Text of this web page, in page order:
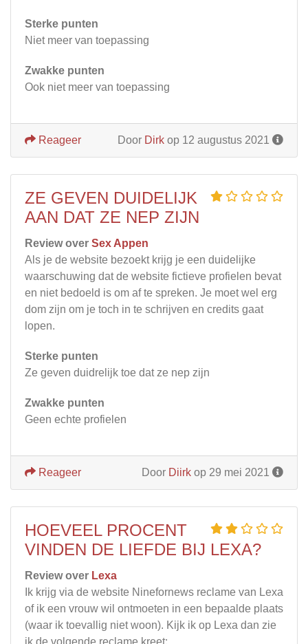
Sterke punten
Niet meer van toepassing
Zwakke punten
Ook niet meer van toepassing
Door Dirk op 12 augustus 2021
Reageer
ZE GEVEN DUIDELIJK
AAN DAT ZE NEP ZIJN
Review over Sex Appen
Als je de website bezoekt krijg je een duidelijke
waarschuwing dat de website fictieve profielen bevat
en niet bedoeld is om af te spreken. Je moet wel erg
dom zijn om je toch in te schrijven en credits gaat
lopen.
Sterke punten
Ze geven duidrelijk toe dat ze nep zijn
Zwakke punten
Geen echte profielen
Door Diirk op 29 mei 2021
Reageer
HOEVEEL PROCENT
VINDEN DE LIEFDE BIJ LEXA?
Review over Lexa
Ik krijg via de website Ninefornews reclame van Lexa
of ik een vrouw wil ontmoeten in een bepaalde plaats
(waar ik toevallig niet woon). Kijk ik op Lexa dan zie
ik de volgende reclame kreet: